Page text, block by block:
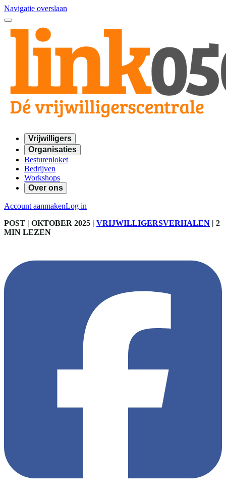
Navigatie overslaan
Vrijwilligers
Organisaties
Besturenloket
Bedrijven
Workshops
Over ons
Account aanmakenLog in
POST | OKTOBER 2025 | VRIJWILLIGERSVERHALEN | 2
MIN LEZEN